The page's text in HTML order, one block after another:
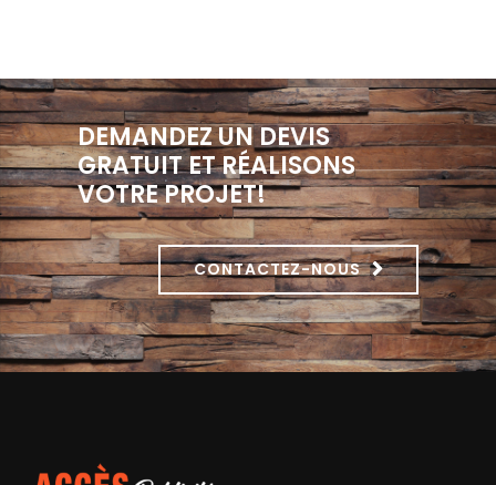
DEMANDEZ UN DEVIS
GRATUIT ET RÉALISONS
VOTRE PROJET!
CONTACTEZ-NOUS